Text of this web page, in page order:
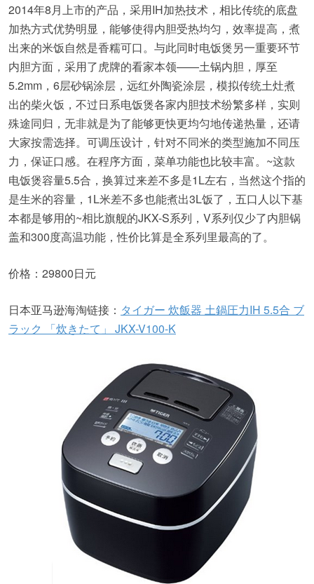
2014年8月上市的产品，采用IH加热技术，相比传统的底盘
加热方式优势明显，能够使得内胆受热均匀，效率提高，煮
出来的米饭自然是香糯可口。与此同时电饭煲另一重要环节
内胆方面，采用了虎牌的看家本领——土锅内胆，厚至
5.2mm，6层砂锅涂层，远红外陶瓷涂层，模拟传统土灶煮
出的柴火饭，不过日系电饭煲各家内胆技术纷繁多样，实则
殊途同归，无非就是为了能够更快更均匀地传递热量，还请
大家按需选择。可调压设计，针对不同米的类型施加不同压
力，保证口感。在程序方面，菜单功能也比较丰富。~这款
电饭煲容量5.5合，换算过来差不多是1L左右，当然这个指的
是生米的容量，1L米差不多也能煮出3L饭了，五口人以下基
本都是够用的~相比旗舰的JKX-S系列，V系列仅少了内胆锅
盖和300度高温功能，性价比算是全系列里最高的了。
价格：29800日元
日本亚马逊海淘链接： タイガー 炊飯器 土鍋圧力IH 5.5合 ブ
ラック 「炊きたて」 JKX-V100-K